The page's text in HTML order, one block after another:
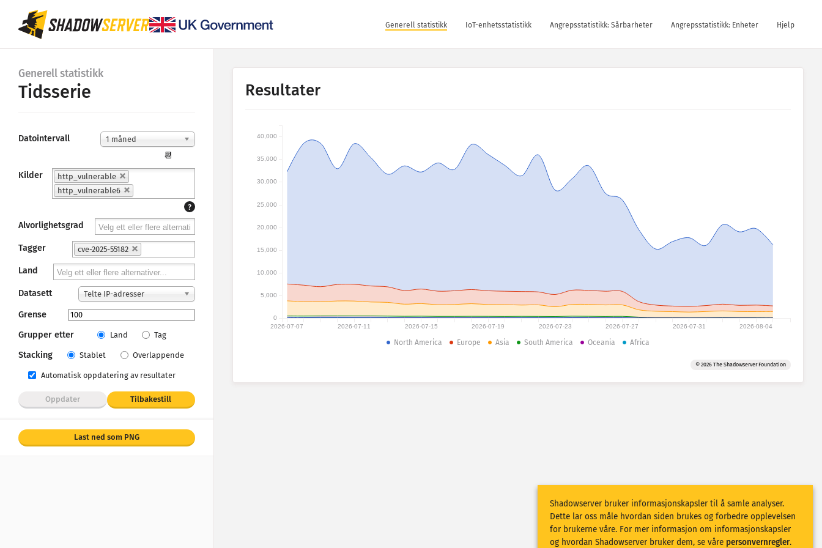
Generell statistikk IoT-enhetsstatistikk Angrepsstatistikk: Sårbarheter Angrepsstatistikk: Enheter Hjelp
Generell statistikk
Tidsserie
Datointervall 1 måned
📆
Kilder
http_vulnerable
http_vulnerable6
?
Alvorlighetsgrad
Tagger cve-2025-55182
Land
Datasett Telte IP-adresser
Grense
Grupper etter
Land Tag
Stacking Stablet Overlappende
Automatisk oppdatering av resultater
Oppdater Tilbakestill
Last ned som PNG
Resultater
2026-07-07 2026-07-11 2026-07-15 2026-07-19 2026-07-23 2026-07-27 2026-07-31 2026-08-04
0
5,000
10,000
15,000
20,000
25,000
30,000
35,000
40,000
North America Europe Asia South America Oceania Africa
© 2026 The Shadowserver Foundation
Shadowserver bruker informasjonskapsler til å samle analyser.
Dette lar oss måle hvordan siden brukes og forbedre opplevelsen
for brukerne våre. For mer informasjon om informasjonskapsler
og hvordan Shadowserver bruker dem, se våre personvernregler.